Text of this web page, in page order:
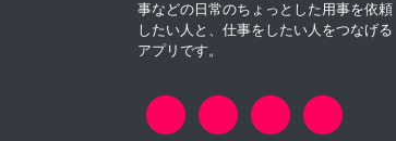
事などの日常のちょっとした用事を依頼
したい人と、仕事をしたい人をつなげる
アプリです。